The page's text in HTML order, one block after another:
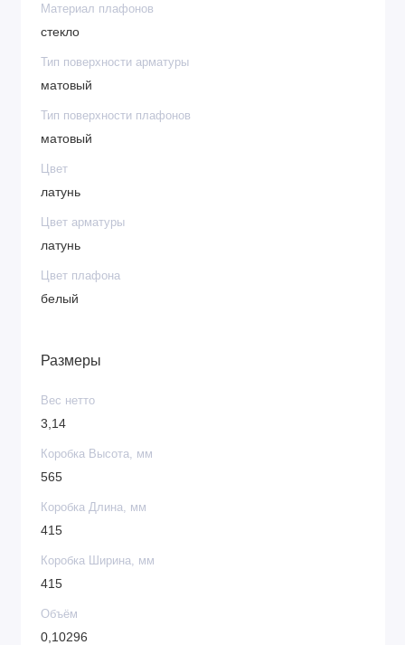
Материал плафонов
стекло
Тип поверхности арматуры
матовый
Тип поверхности плафонов
матовый
Цвет
латунь
Цвет арматуры
латунь
Цвет плафона
белый
Размеры
Вес нетто
3,14
Коробка Высота, мм
565
Коробка Длина, мм
415
Коробка Ширина, мм
415
Объём
0,10296